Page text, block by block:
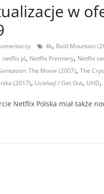
w
4k, Bald Mountain
netflix pl, Netflix Premiery, Netflix
The Movie (2007), The
(2017), Uciekaj! / Get Out, UHD,
Netflix Polska miał także